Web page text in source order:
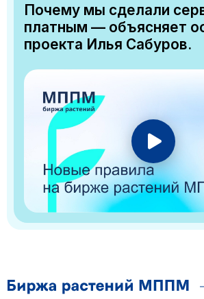
Почему мы сделали
платным — объясняет
проекта Илья Сабуров.